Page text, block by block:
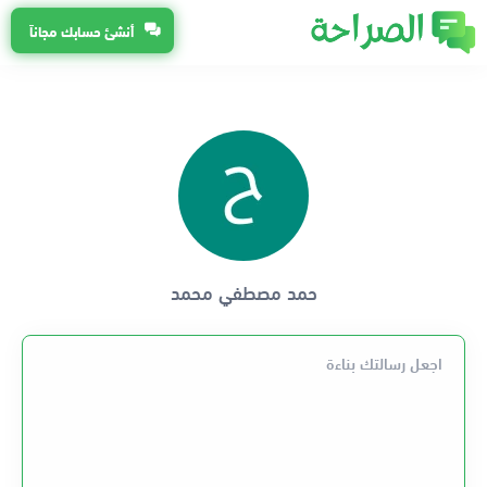
أنشئ حسابك مجاناً
حمد مصطفي محمد